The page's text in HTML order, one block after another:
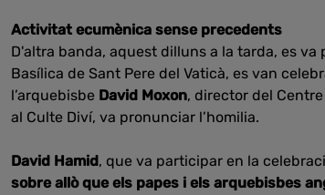
Activitat ecumènica sense precedents
D'altra banda, aquest dilluns a la tarda, es
Basílica de Sant Pere del Vaticà, es van
l’arquebisbe David Moxon, director del
al Culte Diví, va pronunciar l’homilia.
David Hamid, que va participar en la
sobre allò que els papes i els arquebisbes